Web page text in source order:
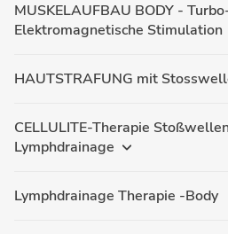
MUSKELAUFBAU BODY - Turbo-Workout mit
Elektromagnetische Stimulation
HAUTSTRAFUNG mit
CELLULITE-Therapie Stoßwellen mit
Lymphdrainage
Lymphdrainage Therapie -Body